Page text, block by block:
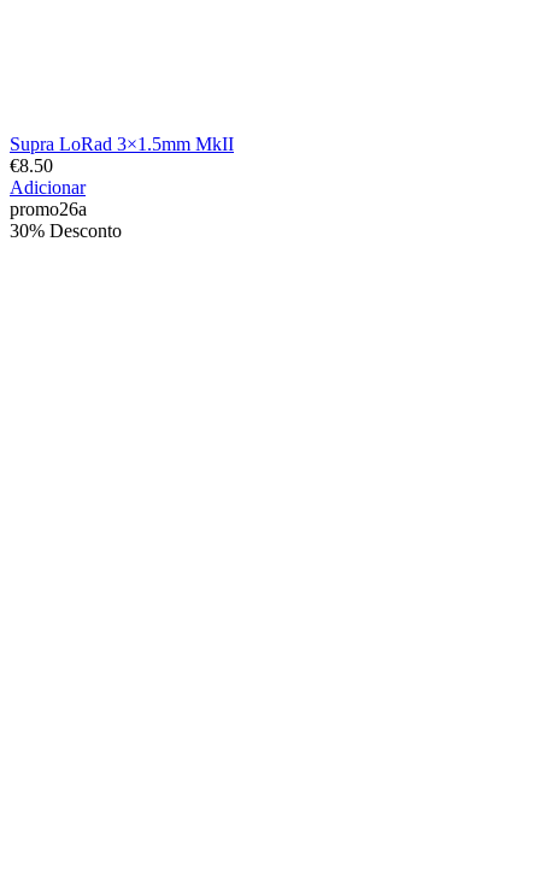
Supra LoRad 3×1.5mm MkII
€8.50
Adicionar
promo26a
30% Desconto